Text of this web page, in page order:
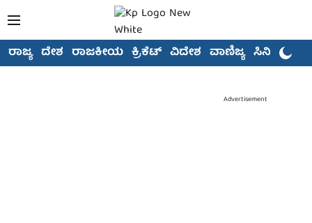
ರಾಜ್ಯ ದೇಶ ರಾಜಕೀಯ ಕ್ರಿಕೆಟ್ ವಿದೇಶ ವಾಣಿಜ್ಯ ಸಿನಿಮಾ
Advertisement